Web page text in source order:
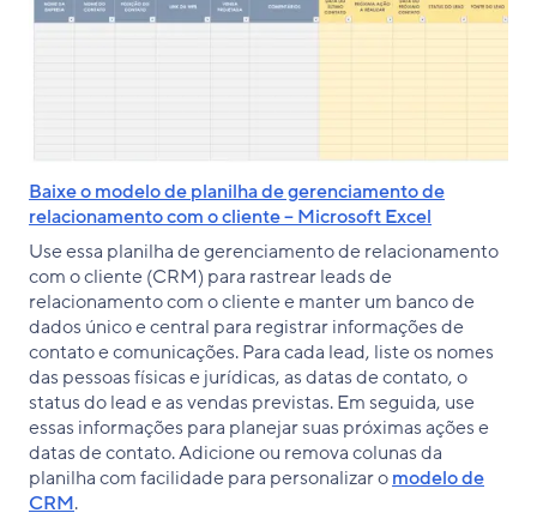
Baixe o modelo de planilha de gerenciamento de
relacionamento com o cliente – Microsoft Excel
Use essa planilha de gerenciamento de relacionamento
com o cliente (CRM) para rastrear leads de
relacionamento com o cliente e manter um banco de
dados único e central para registrar informações de
contato e comunicações. Para cada lead, liste os nomes
das pessoas físicas e jurídicas, as datas de contato, o
status do lead e as vendas previstas. Em seguida, use
essas informações para planejar suas próximas ações e
datas de contato. Adicione ou remova colunas da
planilha com facilidade para personalizar omodelo de
CRM.